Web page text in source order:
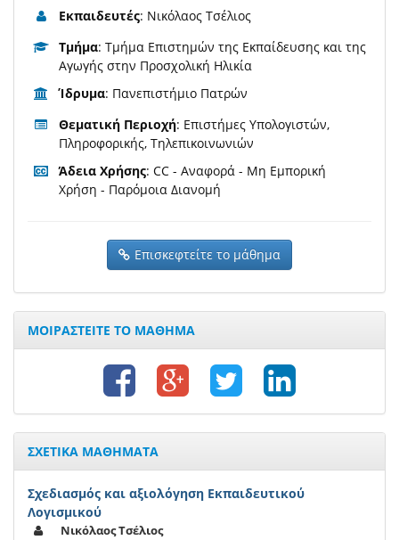
Εκπαιδευτές: Νικόλαος Τσέλιος
Τμήμα: Τμήμα Επιστημών της Εκπαίδευσης και της
Αγωγής στην Προσχολική Ηλικία
Ίδρυμα: Πανεπιστήμιο Πατρών
Θεματική Περιοχή: Επιστήμες Υπολογιστών,
Πληροφορικής, Τηλεπικοινωνιών
Άδεια Χρήσης: CC - Αναφορά - Μη Εμπορική
Χρήση - Παρόμοια Διανομή
Επισκεφτείτε το μάθημα
ΜΟΙΡΑΣΤΕΙΤΕ ΤΟ ΜΑΘΗΜΑ
ΣΧΕΤΙΚΑ ΜΑΘΗΜΑΤΑ
Σχεδιασμός και αξιολόγηση Εκπαιδευτικού
Λογισμικού
Νικόλαος Τσέλιος